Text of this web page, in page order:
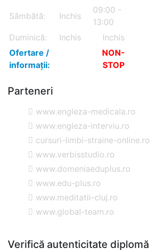
Sâmbătă: Inchis
09:00 -
13:00
Duminică:
Inchis
Inchis
Ofertare /
informații:
NON-
STOP
Parteneri
www.engleza-medicala.ro
www.engleza-interviu.ro
cursuri-limbi-straine-online.ro
www.verbisstudio.ro
www.domeniaeduplus.ro
www.edu-plus.ro
www.meditatii-cluj.ro
www.global-team.ro
Verifică autenticitate diplomă